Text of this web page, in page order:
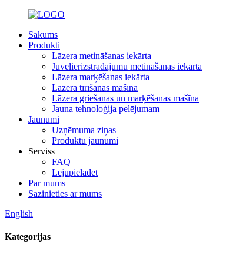
Sākums
Produkti
Lāzera metināšanas iekārta
Juvelierizstrādājumu metināšanas iekārta
Lāzera marķēšanas iekārta
Lāzera tīrīšanas mašīna
Lāzera griešanas un marķēšanas mašīna
Jauna tehnoloģija pelējumam
Jaunumi
Uzņēmuma ziņas
Produktu jaunumi
Serviss
FAQ
Lejupielādēt
Par mums
Sazinieties ar mums
English
Kategorijas